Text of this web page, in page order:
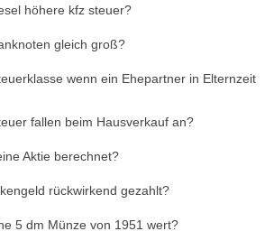
höhere kfz steuer?
gleich groß?
wenn ein Ehepartner in Elternzeit
fallen beim Hausverkauf an?
Aktie berechnet?
rückwirkend gezahlt?
5 dm Münze von 1951 wert?